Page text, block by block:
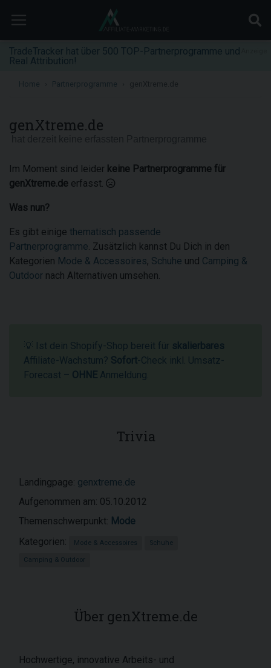
TradeTracker hat über 500 TOP-Partnerprogramme und
Real Attribution!
Home Partnerprogramme
genXtreme.de
Im Moment sind leider keine Partnerprogramme für
genXtreme.de erfasst.
Was nun?
Es gibt einige thematisch passende
Partnerprogramme. Zusätzlich kannst Du Dich in den
Kategorien Mode & Accessoires, Schuhe und Camping &
Outdoor nach Alternativen umsehen.
💡 Ist dein Shopify-Shop bereit für skalierbares
Affiliate-Wachstum? Sofort-Check inkl. Umsatz-
Forecast – OHNE Anmeldung.
Trivia
Landingpage: genxtreme.de
Aufgenommen am: 05.10.2012
Themenschwerpunkt: Mode
Kategorien:
Mode & Accessoires Schuhe
Camping & Outdoor
Über genXtreme.de
Hochwertige, innovative Arbeits- und